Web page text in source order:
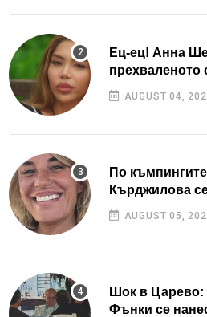
Ец-ец! Анна
прехваленото
AUGUST 04,
По
Кърджилова
AUGUST 05,
Шок в Царево:
Фънки се